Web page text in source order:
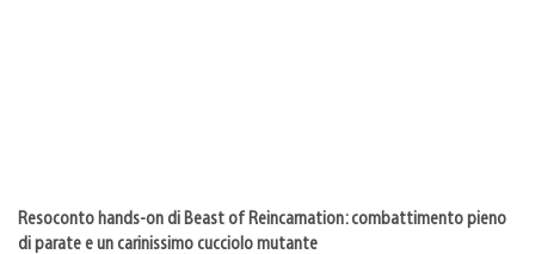
Resoconto hands-on di Beast of Reincarnation: combattimento pieno
di parate e un carinissimo cucciolo mutante